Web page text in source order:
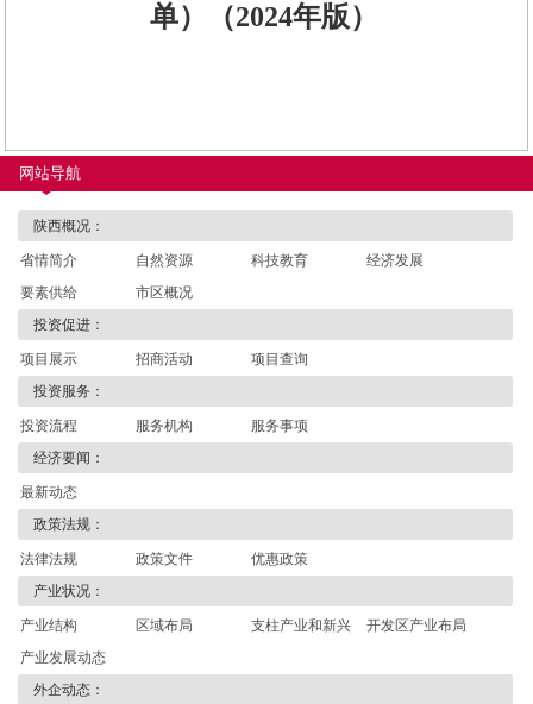
单）（2024年版）
网站导航
陕西概况：
省情简介 自然资源 科技教育
经济发展
要素供给
市区概况
投资促进：
项目展示 招商活动
项目查询
投资服务：
投资流程 服务机构
服务事项
经济要闻：
最新动态
政策法规：
法律法规 政策文件
优惠政策
产业状况：
产业结构 区域布局
支柱产业和新兴
开发区产业布局
产业发展动态
外企动态：